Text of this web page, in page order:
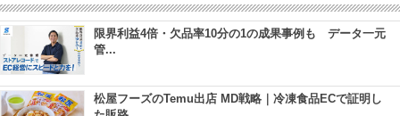
限界利益4倍・欠品率10分の1の成果事例も データ一元
管...
松屋フーズのTemu出店 MD戦略｜冷凍食品ECで証明し